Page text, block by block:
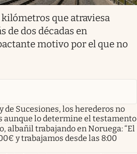
que atraviesa
de dos décadas en
motivo por el que no
de Sucesiones, los herederos no
aunque lo determine el testamento
albañil trabajando en Noruega: “El
y trabajamos desde las 8:00